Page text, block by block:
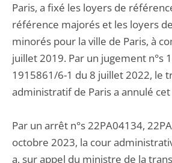
Paris, a fixé les loyers de
référence majorés et les loyers
minorés pour la ville de Paris, à
juillet 2019. Par un jugement n°s
1915861/6-1 du 8 juillet 2022, le
administratif de Paris a annulé
Par un arrêt n°s 22PA04134,
octobre 2023, la cour
a, sur appel du ministre de la